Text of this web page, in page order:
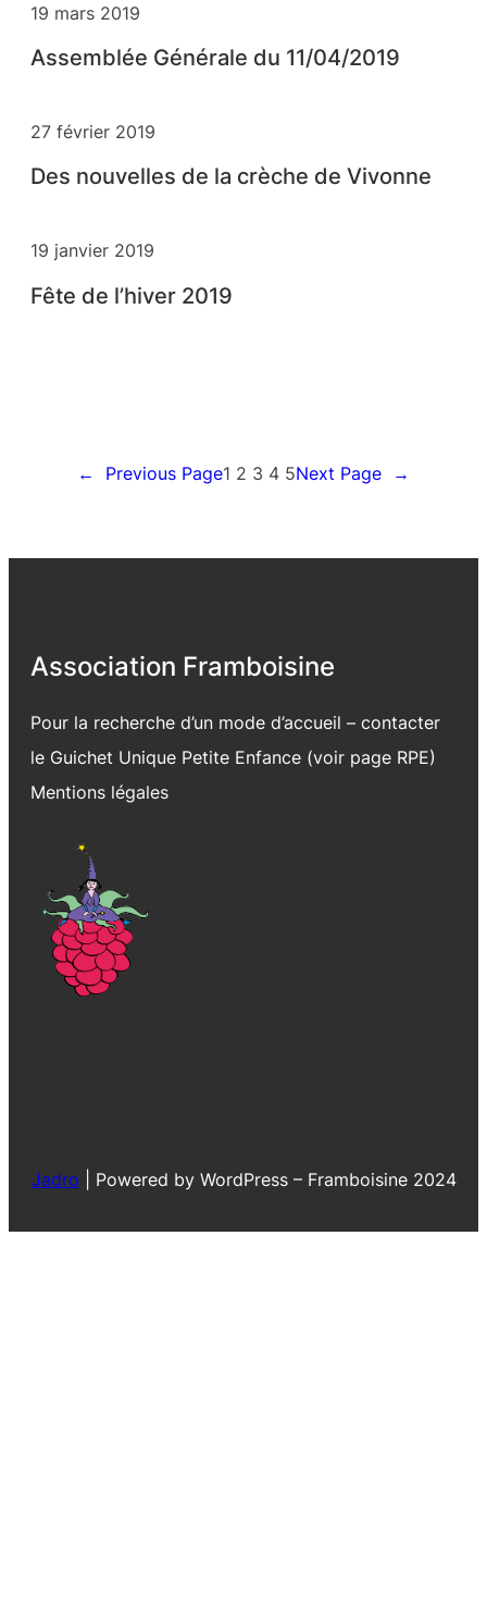
19 mars 2019
Assemblée Générale du 11/04/2019
27 février 2019
Des nouvelles de la crèche de Vivonne
19 janvier 2019
Fête de l’hiver 2019
← Previous Page1 2 3 4 5Next Page →
Association Framboisine
Pour la recherche d’un mode d’accueil – contacter
le Guichet Unique Petite Enfance (voir page RPE)
Mentions légales
Jadro Powered by WordPress – Framboisine 2024